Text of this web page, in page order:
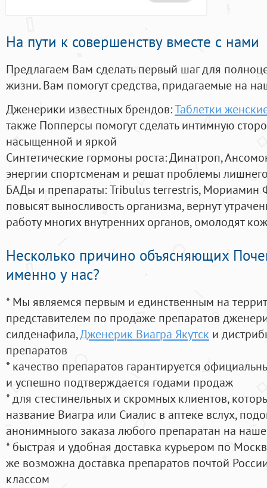
На пути к совершенству вместе с нами
Предлагаем Вам сделать первый шаг для
жизни. Вам помогут средства, придагаемые на
Дженерики известных брендов:Таблетки
также Попперсы помогут сделать интимную
насыщенной и яркой
Синтетические гормоны роста: Динатроп,
энергии спортсменам и решат проблемы
БАДы и препараты:Tribulus terrestris, Мориамин
повысят выносливость организма, вернут
работу многих внутренних органов, омолодят
Несколько причино объясняющих
именно у нас?
* Мы являемся первым и единственным на
представителем по продаже препаратов
силденафила,Дженерик Виагра Якутск и
препаратов
* качество препаратов гарантируется
и успешно подтверждается годами продаж
* для стестинельных и скромных клиентов,
название Виагра или Сиалис в аптеке вслух,
анонимныого заказа любого препаратан на
* быстрая и удобная доставка курьером по
же возможна доставка препаратов почтой
классом